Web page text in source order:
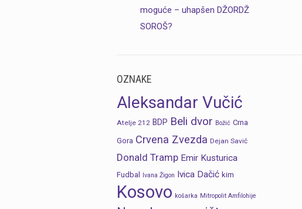
moguće – uhapšen DŽORDŽ
SOROŠ?
OZNAKE
Aleksandar Vučić
Atelje 212 BDP Beli dvor Božić Crna
Gora Crvena Zvezda Dejan Savić
Donald Tramp Emir Kusturica
Fudbal Ivana Žigon Ivica Dačić kim
Kosovo košarka Mitropolit Amfilohije